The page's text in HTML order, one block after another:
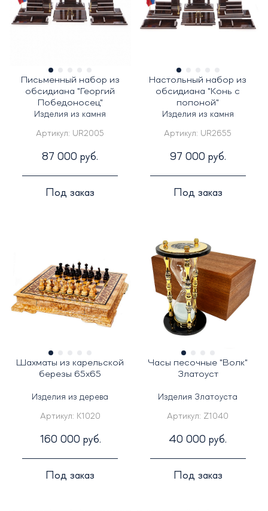
Письменный набор из
обсидиана "Георгий
Победоносец"
Изделия из камня
Артикул: UR2005
87 000 руб.
Под заказ
Настольный набор из
обсидиана "Конь с
попоной"
Изделия из камня
Артикул: UR2655
97 000 руб.
Под заказ
Шахматы из карельской
березы 65х65
Изделия из дерева
Артикул: K1020
160 000 руб.
Под заказ
Часы песочные "Волк"
Златоуст
Изделия Златоуста
Артикул: Z1040
40 000 руб.
Под заказ